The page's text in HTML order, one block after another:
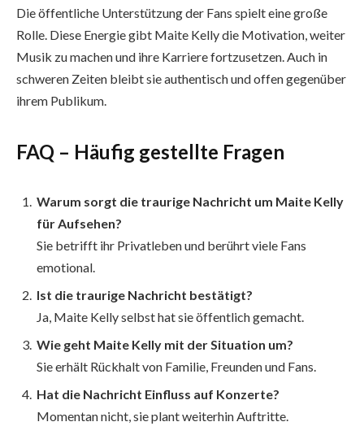
Die öffentliche Unterstützung der Fans spielt eine große
Rolle. Diese Energie gibt Maite Kelly die Motivation, weiter
Musik zu machen und ihre Karriere fortzusetzen. Auch in
schweren Zeiten bleibt sie authentisch und offen gegenüber
ihrem Publikum.
FAQ – Häufig gestellte Fragen
Warum sorgt die traurige Nachricht um Maite Kelly
für Aufsehen?
Sie betrifft ihr Privatleben und berührt viele Fans
emotional.
Ist die traurige Nachricht bestätigt?
Ja, Maite Kelly selbst hat sie öffentlich gemacht.
Wie geht Maite Kelly mit der Situation um?
Sie erhält Rückhalt von Familie, Freunden und Fans.
Hat die Nachricht Einfluss auf Konzerte?
Momentan nicht, sie plant weiterhin Auftritte.